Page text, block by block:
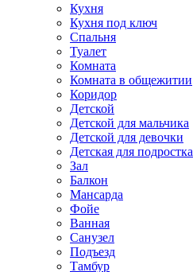
Кухня
Кухня под ключ
Спальня
Туалет
Комната
Комната в общежитии
Коридор
Детской
Детской для мальчика
Детской для девочки
Детская для подростка
Зал
Балкон
Мансарда
Фойе
Ванная
Санузел
Подъезд
Тамбур